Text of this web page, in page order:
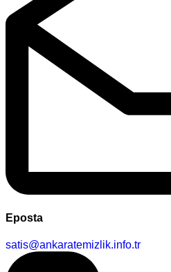
Eposta
satis@ankaratemizlik.info.tr